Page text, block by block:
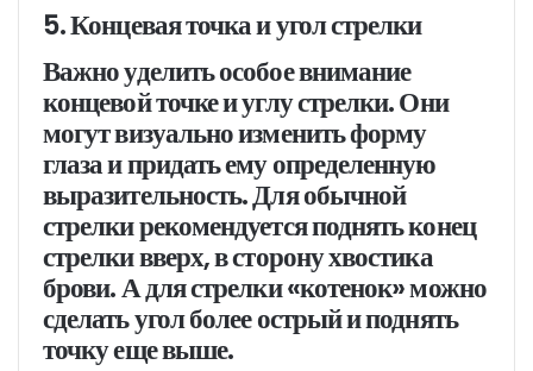
5. Концевая точка и угол стрелки
Важно уделить особое внимание
концевой точке и углу стрелки. Они
могут визуально изменить форму
глаза и придать ему определенную
выразительность. Для обычной
стрелки рекомендуется поднять конец
стрелки вверх, в сторону хвостика
брови. А для стрелки «котенок» можно
сделать угол более острый и поднять
точку еще выше.